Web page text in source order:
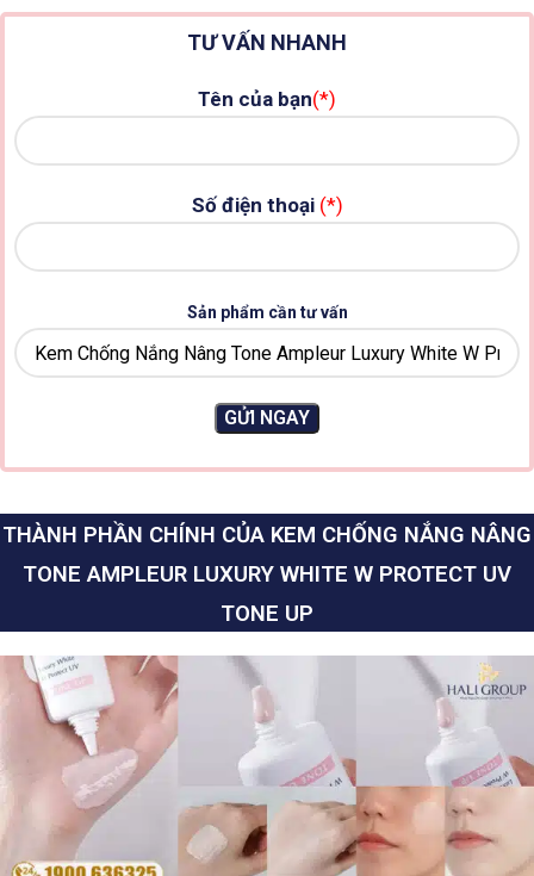
TƯ VẤN NHANH
Tên của bạn(*)
Số điện thoại (*)
Sản phẩm cần tư vấn
THÀNH PHẦN CHÍNH CỦA KEM CHỐNG NẮNG NÂNG
TONE AMPLEUR LUXURY WHITE W PROTECT UV
TONE UP